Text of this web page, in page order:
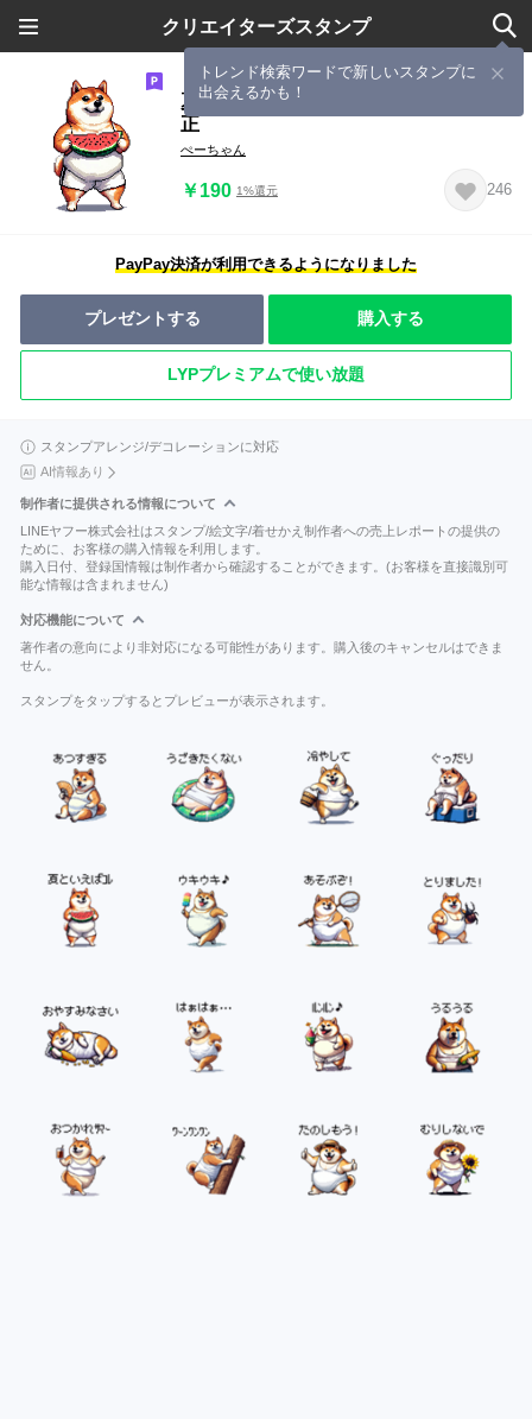
クリエイターズスタンプ
トレンド検索ワードで新しいスタンプに
出会えるかも！
夏休みをたのしむ ふとっちょ柴犬 修
正
ぺーちゃん
￥190 1%還元 246
PayPay決済が利用できるようになりました
プレゼントする 購入する
LYPプレミアムで使い放題
スタンプアレンジ/デコレーションに対応
AI情報あり
制作者に提供される情報について
LINEヤフー株式会社はスタンプ/絵文字/着せかえ制作者への売上レポートの提供の
ために、お客様の購入情報を利用します。
購入日付、登録国情報は制作者から確認することができます。(お客様を直接識別可
能な情報は含まれません)
対応機能について
著作者の意向により非対応になる可能性があります。購入後のキャンセルはできま
せん。
スタンプをタップするとプレビューが表示されます。